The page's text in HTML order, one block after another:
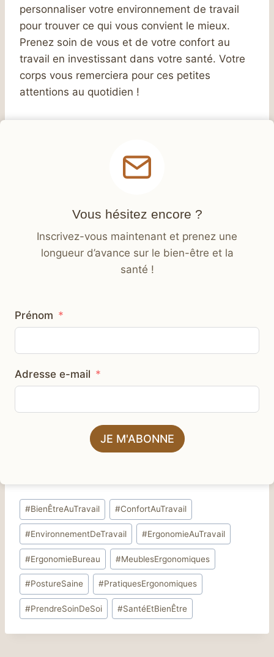
personnaliser votre environnement de travail
pour trouver ce qui vous convient le mieux.
Prenez soin de vous et de votre confort au
travail en investissant dans votre santé. Votre
corps vous remerciera pour ces petites
attentions au quotidien !
Vous hésitez encore ?
Inscrivez-vous maintenant et prenez une
longueur d’avance sur le bien-être et la
santé !
Prénom
Adresse e-mail
JE M'ABONNE
Étiquettes
de
la
publication :
#BienÊtreAuTravail #ConfortAuTravail
#EnvironnementDeTravail #ErgonomieAuTravail
#ErgonomieBureau #MeublesErgonomiques
#PostureSaine #PratiquesErgonomiques
#PrendreSoinDeSoi #SantéEtBienÊtre